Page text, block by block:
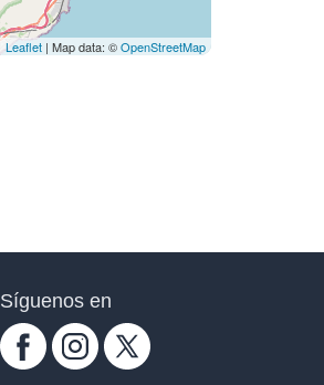
Leaflet | Map data: ©OpenStreetMap
Síguenos en